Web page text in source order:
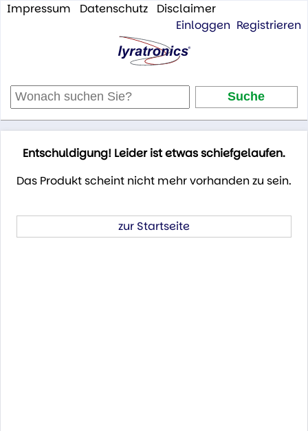
Impressum Datenschutz
Disclaimer
Einloggen Registrieren
Entschuldigung! Leider ist etwas schiefgelaufen.
Das Produkt scheint nicht mehr vorhanden zu sein.
zur Startseite